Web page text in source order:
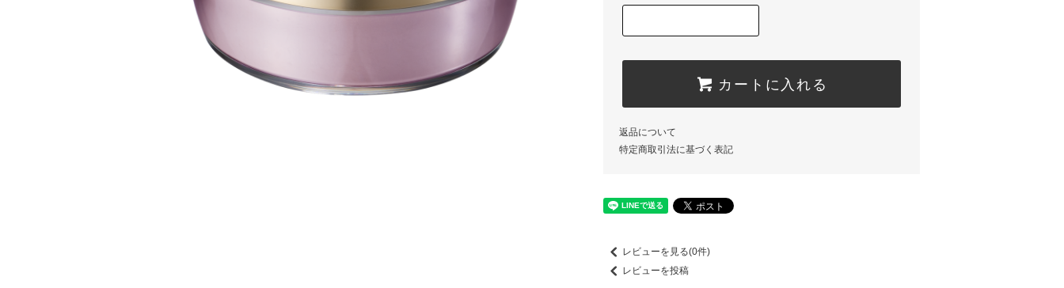
カートに入れる
返品について
特定商取引法に基づく表記
レビューを見る(0件)
レビューを投稿